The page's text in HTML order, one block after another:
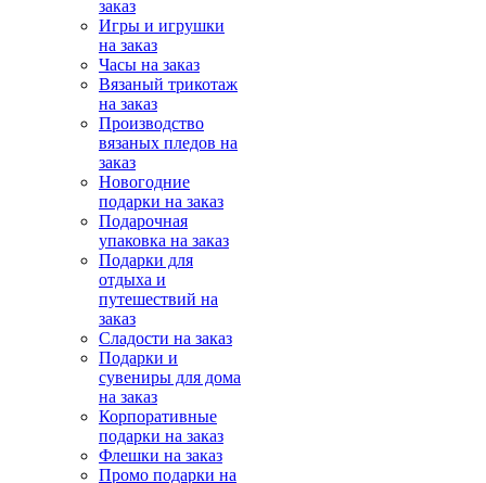
заказ
Игры и игрушки
на заказ
Часы на заказ
Вязаный трикотаж
на заказ
Производство
вязаных пледов на
заказ
Новогодние
подарки на заказ
Подарочная
упаковка на заказ
Подарки для
отдыха и
путешествий на
заказ
Сладости на заказ
Подарки и
сувениры для дома
на заказ
Корпоративные
подарки на заказ
Флешки на заказ
Промо подарки на